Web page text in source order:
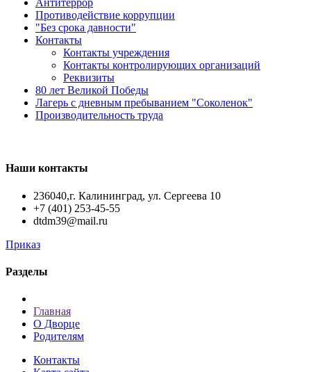
Антитеррор
Противодействие коррупции
"Без срока давности"
Контакты
Контакты учреждения
Контакты контролирующих организаций
Реквизиты
80 лет Великой Победы
Лагерь с дневным пребыванием "Соколенок"
Производительность труда
Наши контакты
236040,г. Калининград, ул. Сергеева 10
+7 (401) 253-45-55
dtdm39@mail.ru
Приказ
Разделы
Главная
О Дворце
Родителям
Контакты